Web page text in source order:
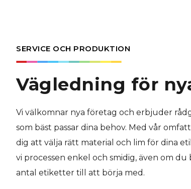
SERVICE OCH PRODUKTION
Vägledning för
Vi välkomnar nya företag och erbjuder
som bäst passar dina behov. Med vår
dig att välja rätt material och lim för dina
vi processen enkel och smidig, även om
antal etiketter till att börja med.